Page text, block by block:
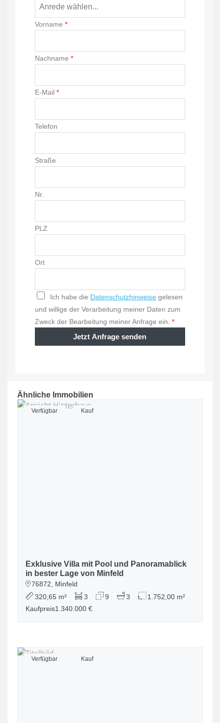
Vorname *
Nachname *
E-Mail *
Telefon
Straße
Nr.
PLZ
Ort
Ich habe die Datenschutzhinweise gelesen
und willige der Verarbeitung meiner Daten zum
Zweck der Bearbeitung meiner Anfrage ein. *
Jetzt Anfrage senden
Ähnliche Immobilien
Verfügbar Kauf
Exklusive Villa mit Pool und Panoramablick
in bester Lage von Minfeld
76872, Minfeld
320,65 m²
3 9 3
1.752,00 m²
Kaufpreis1.340.000 €
Verfügbar Kauf